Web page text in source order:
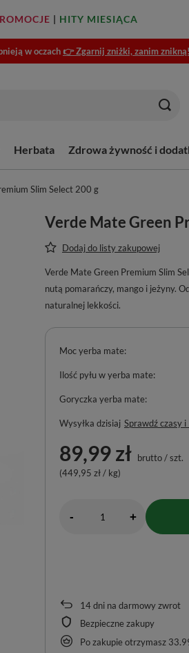
| HITY MIESIĄCA
w oczach 👉 Zgarnij zniżki, zanim
Herbata Zdrowa żywność i
Slim Select 200 g
Verde Mate Green
Dodaj do listy zakupowej
Verde Mate Green Premium Slim
nutą pomarańczy, mango i jeżyny.
naturalnej lekkości.
14dni na darmowy zwrot
Bezpieczne zakupy
Po zakupie otrzymasz
Wysyłka dzisiaj Sprawdź czasy
89,99 zł brutto/szt.
(449,95 zł / kg)
Moc yerba mate
Ilość pyłu w yerba mate
Goryczka yerba mate
- +